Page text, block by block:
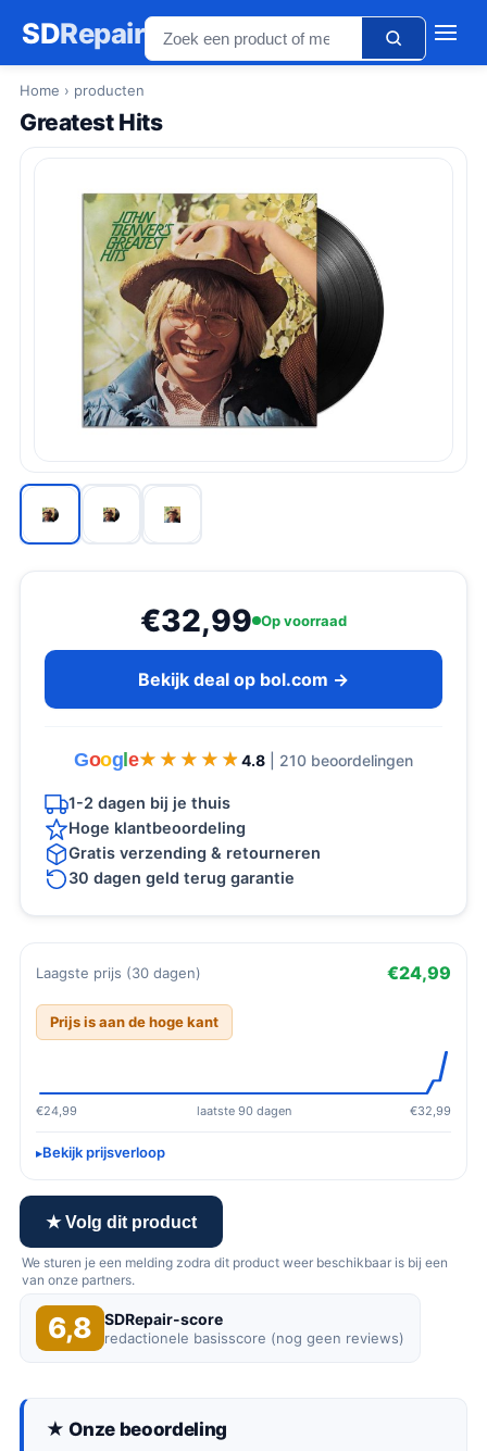
SDRepair
Home › producten
Greatest Hits
€32,99 Op voorraad
Bekijk deal op bol.com →
Goog e★★★★★
★★★★★ 4.8 | 210 beoordelingen
1-2 dagen bij je thuis
Hoge klantbeoordeling
Gratis verzending & retourneren
30 dagen geld terug garantie
Laagste prijs (30 dagen) €24,99
Prijs is aan de hoge kant
€24,99 laatste 90 dagen €32,99
Bekijk prijsverloop
★ Volg dit product
We sturen je een melding zodra dit product weer beschikbaar is bij een
van onze partners.
6,8 SDRepair-score
redactionele basisscore (nog geen reviews)
★ Onze beoordeling